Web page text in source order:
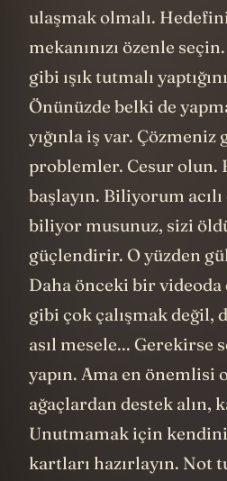
ulaşmak olmalı.
mekanınızı özenle
gibi ışık tutmalı
Önünüzde belki de
yığınla iş var. Çözmeniz
problemler. Cesur olun.
başlayın. Biliyorum
biliyor musunuz, sizi
güçlendirir. O yüzden
Daha önceki bir
gibi çok çalışmak değil,
asıl mesele... Gerekirse
yapın. Ama en önemlisi
ağaçlardan destek alın,
Unutmamak için
kartları hazırlayın. Not